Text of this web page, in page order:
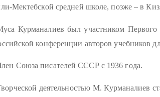
Мектебской средней школе, позже – в
Курманалиев был участником Первого
конференции авторов учебников
Союза писателей СССР с 1936 года.
деятельностью М. Курманалиев